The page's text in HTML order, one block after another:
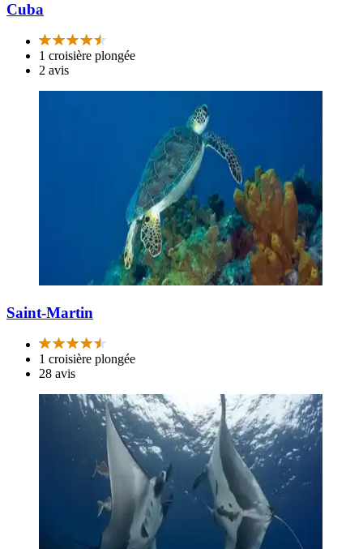
Cuba
1 croisière plongée
2 avis
Saint-Martin
1 croisière plongée
28 avis